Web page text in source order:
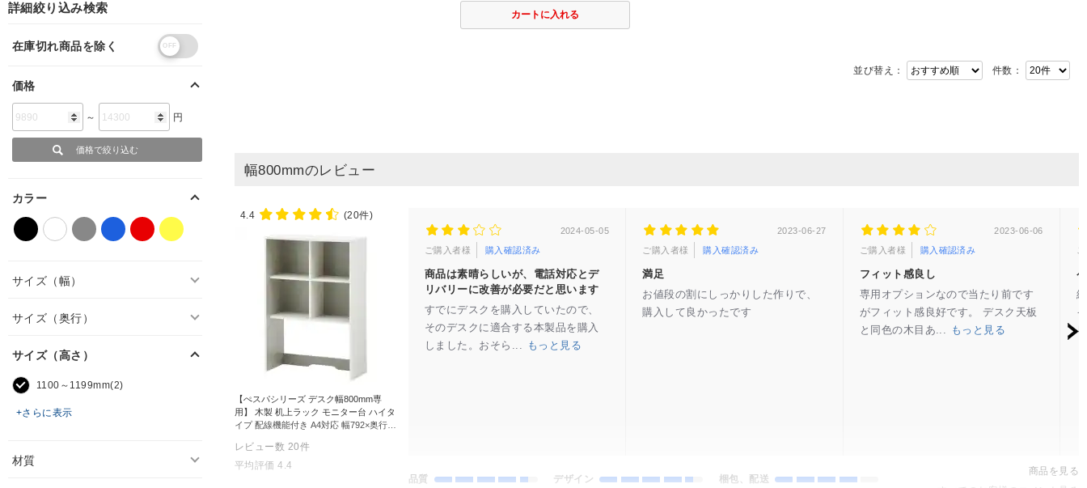
並び替え： 件数：
幅800mmのレビュー
4.4 (20件)
【ぺスパシリーズ デスク幅800mm専
用】 木製 机上ラック モニター台 ハイタ
イプ 配線機能付き A4対応 幅792×奥行
レビュー数 20件
平均評価4.4
2024-05-05
ご購入者様
購入確認済み
商品は素晴らしいが、電話対応とデ
リバリーに改善が必要だと思います
すでにデスクを購入していたので、
そのデスクに適合する本製品を購入
しました。おそら... もっと見る
2023-06-27
ご購入者様
購入確認済み
満足
お値段の割にしっかりした作りで、
購入して良かったです
2023-06-06
ご購入者様
購入確認済み
フィット感良し
専用オプションなので当たり前です
がフィット感良好です。 デスク天板
と同色の木目あ... もっと見る
品質 デザイン 梱包、配送
商品を見る
詳細絞り込み検索
在庫切れ商品を除く
価格
～ 円
カラー
サイズ（幅）
サイズ（奥行）
サイズ（高さ）
1100～1199mm(2)
+さらに表示
材質